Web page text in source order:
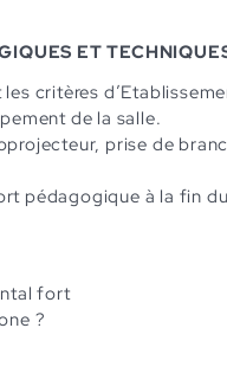
ET
critères
de la salle.
prise de
pédagogique à la fin
fort
?